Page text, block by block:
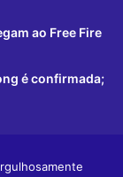
ao Free Fire
é confirmada;